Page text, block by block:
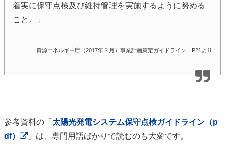
着実に保守点検及び維持管理を実施するように努める
こと。」
資源エネルギー庁（2017年３月）事業計画策定ガイドライン P21より
参考資料の「 太陽光発電システム保守点検ガイドライン（p
df）
」は、専門用語ばかりで読むのも大変です。